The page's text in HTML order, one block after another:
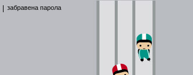
забравена парола